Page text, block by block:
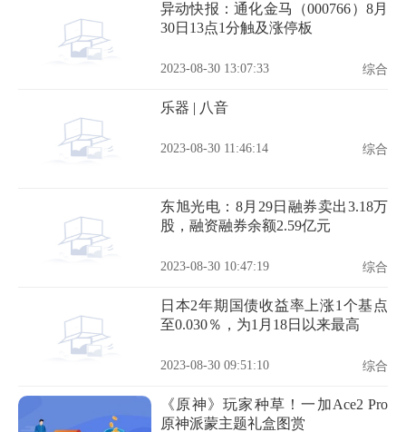
异动快报：通化金马（000766）8月
30日13点1分触及涨停板
2023-08-30 13:07:33 综合
乐器 | 八音
2023-08-30 11:46:14 综合
东旭光电：8月29日融券卖出3.18万
股，融资融券余额2.59亿元
2023-08-30 10:47:19 综合
日本2年期国债收益率上涨1个基点
至0.030％，为1月18日以来最高
2023-08-30 09:51:10 综合
《原神》玩家种草！一加Ace2 Pro
原神派蒙主题礼盒图赏